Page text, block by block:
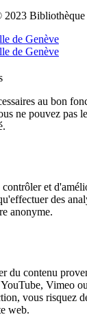
2023 Bibliothèque
au bon
ne pouvez pas
et
des
anonyme.
du contenu
Vimeo
vous risquez
web.